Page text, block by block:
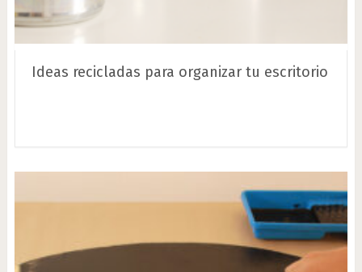
Ideas recicladas para organizar tu escritorio